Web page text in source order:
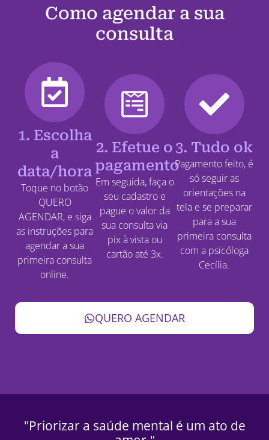
Como agendar a sua
consulta
1. Escolha
a
data/hora
Toque no botão
QUERO
AGENDAR, e siga
as instruções para
agendar a sua
primeira consulta
online.
2. Efetue o
pagamento
Em seguida, faça o
seu cadastro e
pague o valor da
sua consulta via
pix à vista ou
cartão até 3x.
3. Tudo ok
Pagamento feito, é
só seguir as
orientações na
tela e se preparar
para a sua
primeira consulta
com a psicóloga
Cecília.
QUERO AGENDAR
"Priorizar a saúde mental é um ato de